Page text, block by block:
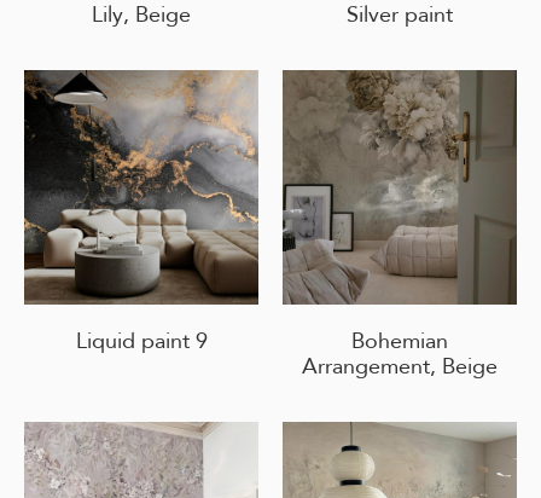
Lily, Beige Silver paint
Liquid paint 9
Bohemian
Arrangement, Beige